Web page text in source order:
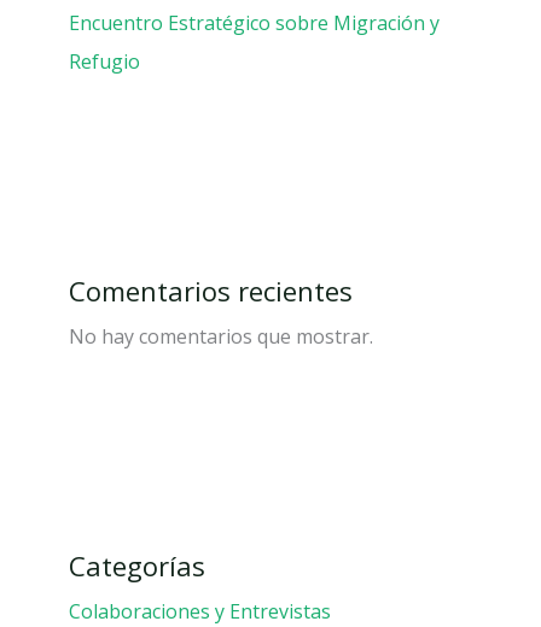
Encuentro Estratégico sobre Migración y
Refugio
Comentarios recientes
No hay comentarios que mostrar.
Categorías
Colaboraciones y Entrevistas